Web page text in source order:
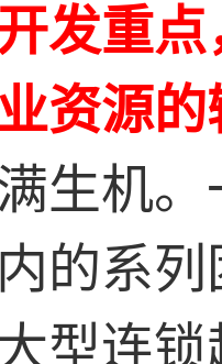
发重
资源的
生机
的系
型连